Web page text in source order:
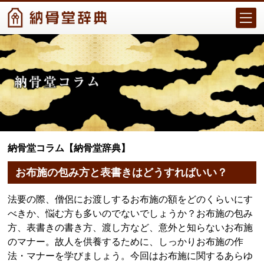
納骨堂コラム【納骨堂辞典】
お布施の包み方と表書きはどうすればいい？
法要の際、僧侶にお渡しするお布施の額をどのくらいにす
べきか、悩む方も多いのでないでしょうか？お布施の包み
方、表書きの書き方、渡し方など、意外と知らないお布施
のマナー。故人を供養するために、しっかりお布施の作
法・マナーを学びましょう。今回はお布施に関するあらゆ